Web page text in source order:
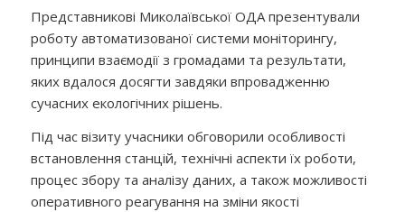
Представникові Миколаївської ОДА презентували
роботу автоматизованої системи моніторингу,
принципи взаємодії з громадами та результати,
яких вдалося досягти завдяки впровадженню
сучасних екологічних рішень.
Під час візиту учасники обговорили особливості
встановлення станцій, технічні аспекти їх роботи,
процес збору та аналізу даних, а також можливості
оперативного реагування на зміни якості